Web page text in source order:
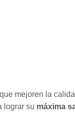
mejoren la
lograr su máxima